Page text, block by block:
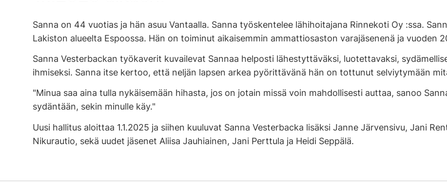
Sanna on 44 vuotias ja hän asuu Vantaalla. Sanna työskentelee lähihoitajana Rinnekoti Oy :ssa.
Lakiston alueelta Espoossa. Hän on toiminut aikaisemmin ammattiosaston varajäsenenä ja vuoden
Sanna Vesterbackan työkaverit kuvailevat Sannaa helposti lähestyttäväksi, luotettavaksi,
ihmiseksi. Sanna itse kertoo, että neljän lapsen arkea pyörittävänä hän on tottunut selviytymään
"Minua saa aina tulla nykäisemään hihasta, jos on jotain missä voin mahdollisesti auttaa, sanoo
sydäntään, sekin minulle käy."
Uusi hallitus aloittaa 1.1.2025 ja siihen kuuluvat Sanna Vesterbacka lisäksi Janne Järvensivu, Jani
Nikurautio, sekä uudet jäsenet Aliisa Jauhiainen, Jani Perttula ja Heidi Seppälä.